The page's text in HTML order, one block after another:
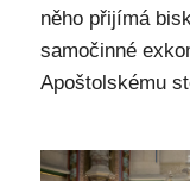
něho přijímá
samočinné
Apoštolskému